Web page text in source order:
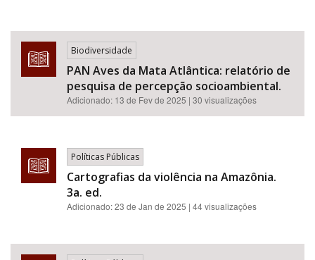
Biodiversidade
PAN Aves da Mata Atlântica: relatório de
pesquisa de percepção socioambiental.
Adicionado: 13 de Fev de 2025 | 30 visualizações
Políticas Públicas
Cartografias da violência na Amazônia.
3a. ed.
Adicionado:23 de Jan de 2025 | 44 visualizações